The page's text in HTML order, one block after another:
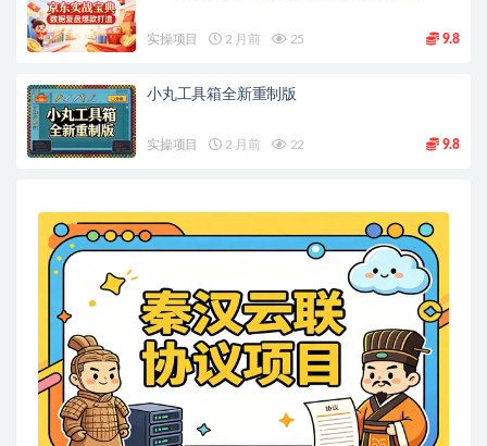
实操项目 2 月前 25 9.8
小丸工具箱全新重制版
实操项目 2 月前 22 9.8